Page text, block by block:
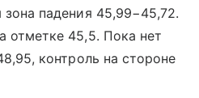
падения 45,99−45,72.
45,5. Пока нет
контроль на стороне